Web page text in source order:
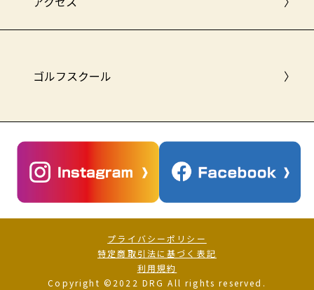
ゴルフスクール 〉
プライバシーポリシー
特定商取引法に基づく表記
利用規約
Copyright ©2022 DRG All rights reserved.